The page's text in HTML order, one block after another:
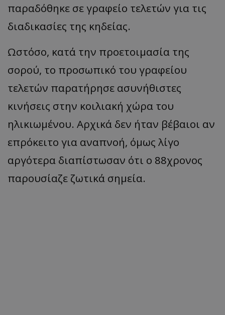
παραδόθηκε σε γραφείο τελετών για τις
διαδικασίες της κηδείας.
Ωστόσο, κατά την προετοιμασία της
σορού, το προσωπικό του γραφείου
τελετών παρατήρησε ασυνήθιστες
κινήσεις στην κοιλιακή χώρα του
ηλικιωμένου. Αρχικά δεν ήταν βέβαιοι αν
επρόκειτο για αναπνοή, όμως λίγο
αργότερα διαπίστωσαν ότι ο 88χρονος
παρουσίαζε ζωτικά σημεία.